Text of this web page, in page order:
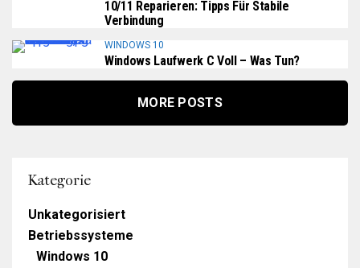
10/11 Reparieren: Tipps Für Stabile
Verbindung
WINDOWS 10
Windows Laufwerk C Voll – Was Tun?
MORE POSTS
Kategorie
Unkategorisiert
Betriebssysteme
Windows 10